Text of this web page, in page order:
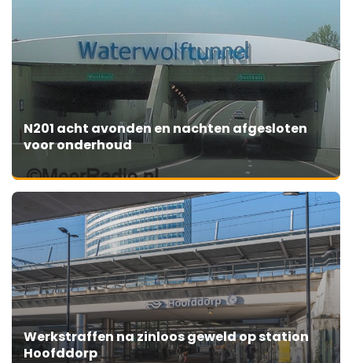
N201 acht avonden en nachten afgesloten
voor onderhoud
Werkstraffen na zinloos geweld op station
Hoofddorp